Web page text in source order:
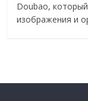
Doubao,
изображения и